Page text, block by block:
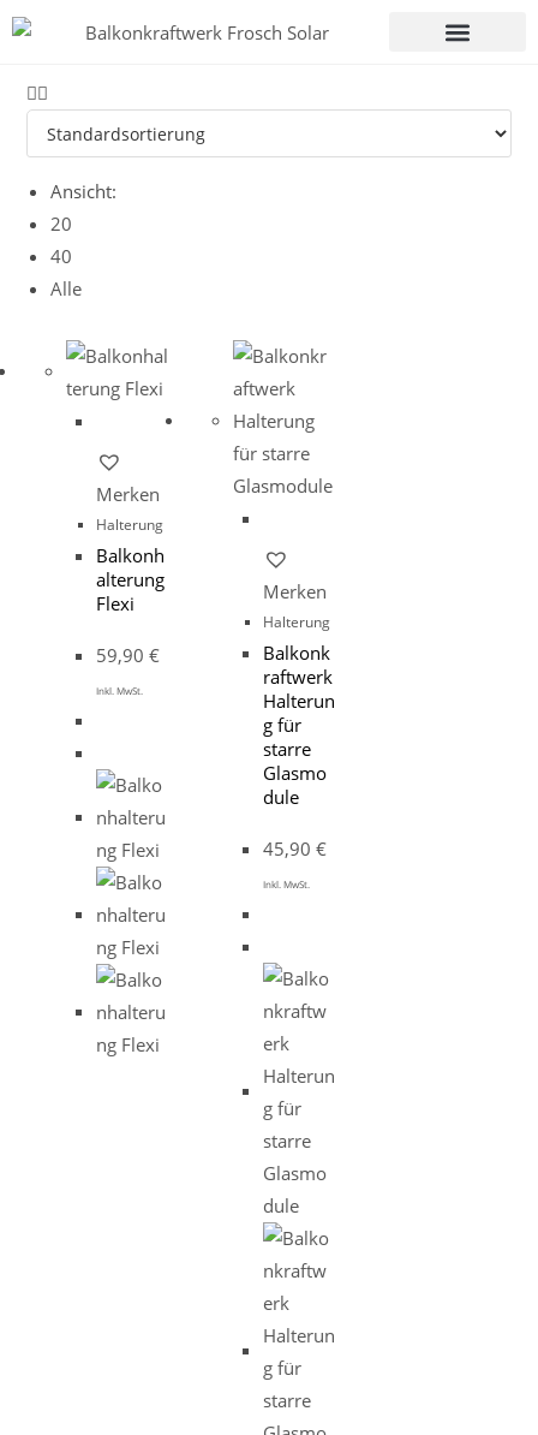
Ansicht:
20
40
Alle
Merken
Halterung
Balkonh
alterung
Flexi
59,90€
Inkl. MwSt.
Merken
Halterung
Balkonk
raftwerk
Halterun
g für
starre
Glasmo
dule
45,90 €
Inkl. MwSt.